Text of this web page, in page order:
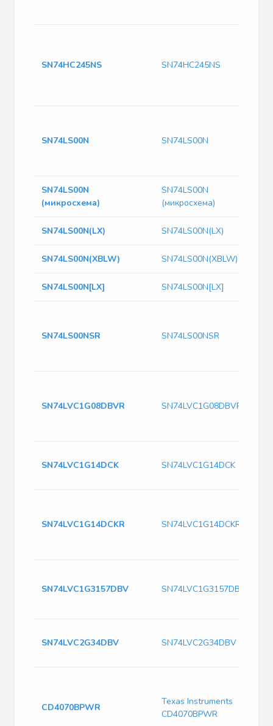
SN74HC245NS SN74HC245NS
SN74LS00N SN74LS00N
SN74LS00N
(микросхема)
SN74LS00N
(микросхема)
SN74LS00N(LX) SN74LS00N(LX)
SN74LS00N(XBLW) SN74LS00N(XBLW)
SN74LS00N[LX] SN74LS00N[LX]
SN74LS00NSR SN74LS00NSR
SN74LVC1G08DBVR SN74LVC1G08DBVR
SN74LVC1G14DCK SN74LVC1G14DCK
SN74LVC1G14DCKR SN74LVC1G14DCKR
SN74LVC1G3157DBV SN74LVC1G3157DBV
SN74LVC2G34DBV SN74LVC2G34DBV
CD4070BPWR
Texas Instruments
CD4070BPWR